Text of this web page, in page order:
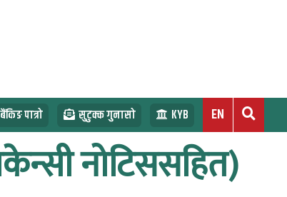
बैंकिङ पात्रो सुटुक्क गुनासो KYB EN
नोटिससहित)